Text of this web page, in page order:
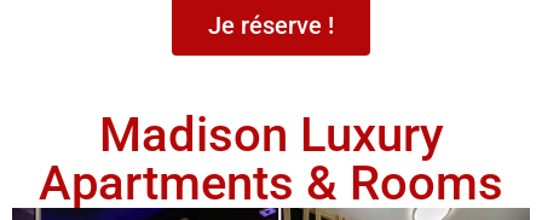
Je réserve !
Madison Luxury
Apartments & Rooms